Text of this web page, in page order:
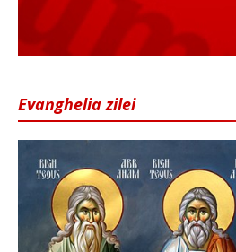
Evanghelia zilei